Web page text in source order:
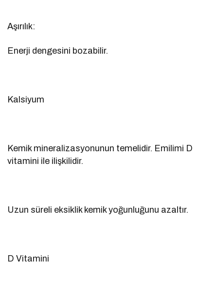
Aşırılık:
Enerji dengesini bozabilir.
Kalsiyum
Kemik mineralizasyonunun temelidir. Emilimi D
vitamini ile ilişkilidir.
Uzun süreli eksiklik kemik yoğunluğunu azaltır.
D Vitamini